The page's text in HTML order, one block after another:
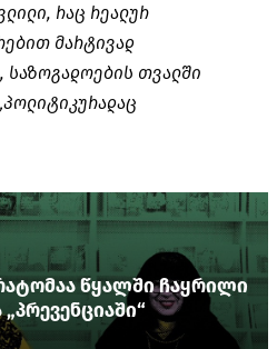
რაც რეალურ
მარტივად
საზოგადოების თვალში
წყალში ჩაყრილი